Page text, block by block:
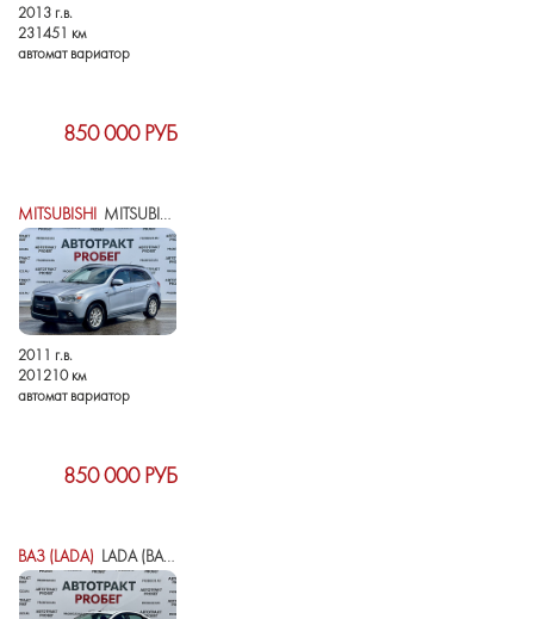
2013 г.в.
231451 км
автомат вариатор
850 000 РУБ
MITSUBISHI MITSUBISHI ASX I
2011 г.в.
201210 км
автомат вариатор
850 000 РУБ
ВАЗ (LADA) LADA (ВАЗ) VESTA I